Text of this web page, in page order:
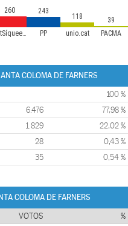
CatSíqueesPot PP unio.cat PACMA
260 243
118 39
COLOMA DE FARNERS
100 %
6.476 77,98 %
1.829 22,02 %
28 0,43 %
35 0,54 %
COLOMA DE FARNERS
VOTOS %